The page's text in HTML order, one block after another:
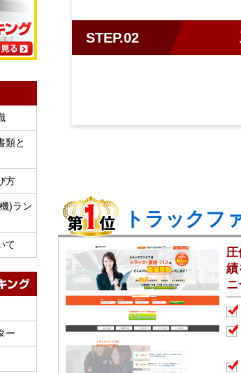
類と
方
)ラン
て
ー
STEP.02
トラックフ
圧
績
ニ